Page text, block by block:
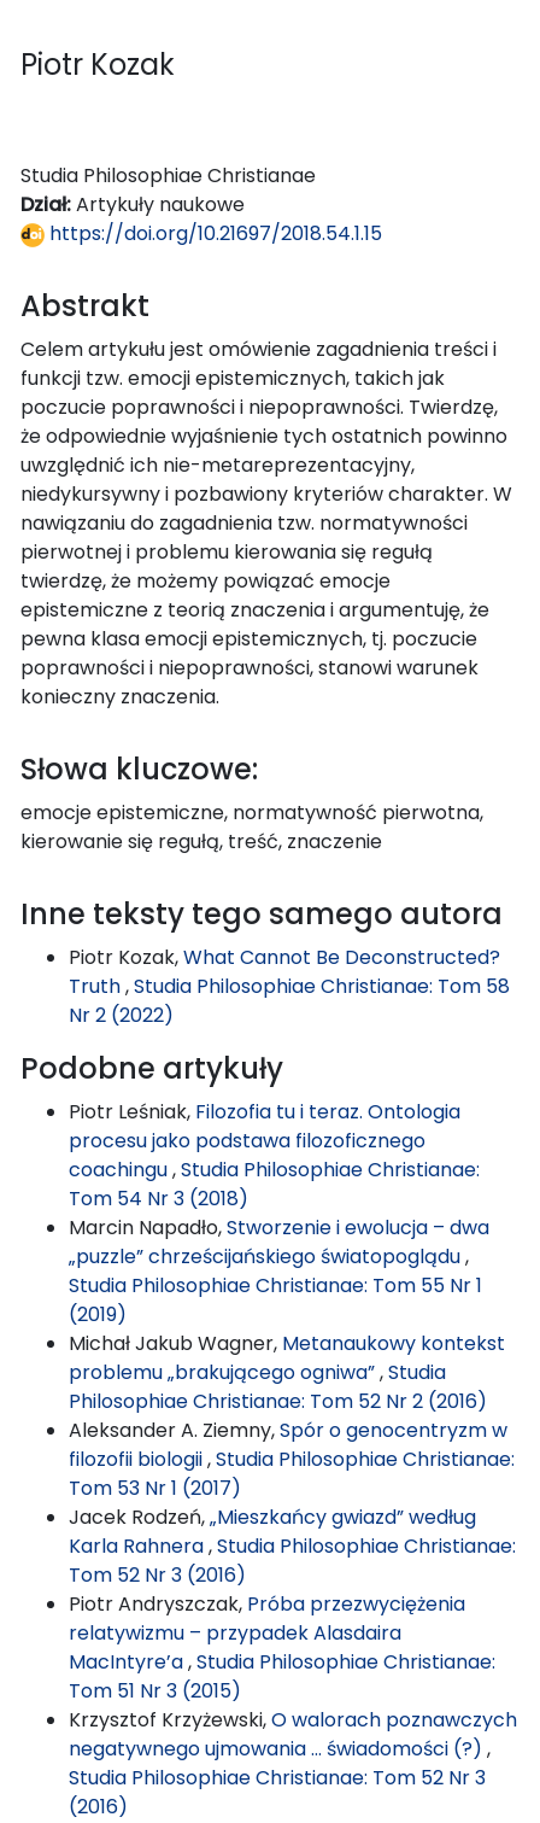
Piotr Kozak
Studia Philosophiae Christianae
Dział:Artykuły naukowe
https://doi.org/10.21697/2018.54.1.15
Abstrakt
Celem artykułu jest omówienie zagadnienia treści i
funkcji tzw. emocji epistemicznych, takich jak
poczucie poprawności i niepoprawności. Twierdzę,
że odpowiednie wyjaśnienie tych ostatnich powinno
uwzględnić ich nie-metareprezentacyjny,
niedykursywny i pozbawiony kryteriów charakter. W
nawiązaniu do zagadnienia tzw. normatywności
pierwotnej i problemu kierowania się regułą
twierdzę, że możemy powiązać emocje
epistemiczne z teorią znaczenia i argumentuję, że
pewna klasa emocji epistemicznych, tj. poczucie
poprawności i niepoprawności, stanowi warunek
konieczny znaczenia.
Słowa kluczowe:
emocje epistemiczne, normatywność pierwotna,
kierowanie się regułą, treść, znaczenie
Inne teksty tego samego autora
Piotr Kozak,What Cannot Be Deconstructed?
Truth,Studia Philosophiae Christianae: Tom 58
Nr 2 (2022)
Podobne artykuły
Piotr Leśniak, Filozofia tu i teraz. Ontologia
procesu jako podstawa filozoficznego
coachingu,Studia Philosophiae Christianae:
Tom 54 Nr 3 (2018)
Marcin Napadło,Stworzenie i ewolucja – dwa
„puzzle” chrześcijańskiego światopoglądu,
Studia Philosophiae Christianae: Tom 55 Nr 1
(2019)
Michał Jakub Wagner, Metanaukowy kontekst
problemu „brakującego ogniwa”,Studia
Philosophiae Christianae: Tom 52 Nr 2 (2016)
Aleksander A. Ziemny,Spór o genocentryzm w
filozofii biologii,Studia Philosophiae Christianae:
Tom 53 Nr 1 (2017)
Jacek Rodzeń,„Mieszkańcy gwiazd” według
Karla Rahnera,Studia Philosophiae Christianae:
Tom 52 Nr 3 (2016)
Piotr Andryszczak, Próba przezwyciężenia
relatywizmu – przypadek Alasdaira
MacIntyre’a,Studia Philosophiae Christianae:
Tom 51 Nr 3 (2015)
Krzysztof Krzyżewski,O walorach poznawczych
negatywnego ujmowania … świadomości (?) ,
Studia Philosophiae Christianae: Tom 52 Nr 3
(2016)